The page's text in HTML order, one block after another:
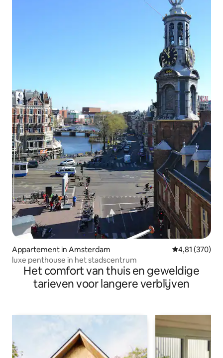
Appartement in Amsterdam Gemiddelde
4,81 (370)
luxe penthouse in het stadscentrum
Het comfort van thuis en geweldige
tarieven voor langere verblijven